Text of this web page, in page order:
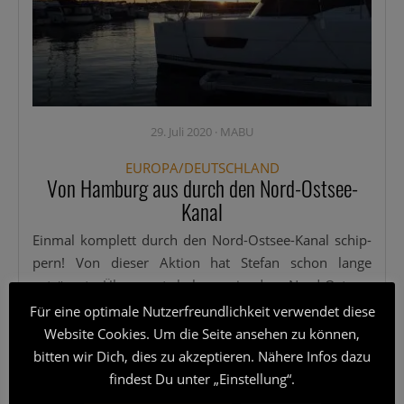
29. Juli 2020 · MABU
EUROPA/DEUTSCHLAND
Von Hamburg aus durch den Nord-Ostsee-
Kanal
Ein­mal kom­plett durch den Nord-Ost­­see-Kanal schip­
pern! Von die­ser Akti­on hat Ste­fan schon lan­ge
geträumt. Über­quert haben wir den Nord-Ost­­see-
Kanal im Lau­fe der Jah­re schon oft. Wir sind über ver­
schie­de­ne Brü­cken gefah­ren. Wir haben an unter­
schied­li­chen[...]
Für eine optimale Nutzerfreundlichkeit verwendet diese
Website Cookies. Um die Seite ansehen zu können,
bitten wir Dich, dies zu akzeptieren. Nähere Infos dazu
findest Du unter „Einstellung“.